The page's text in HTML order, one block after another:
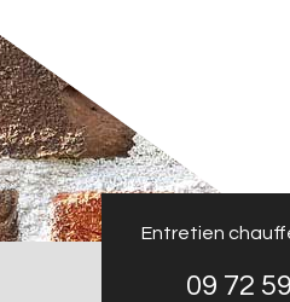
Entretien
09 72